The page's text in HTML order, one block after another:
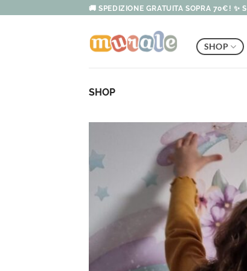
🚚 SPEDIZIONE GRATUITA SOPRA 70€! ✨
SHOP
SHOP